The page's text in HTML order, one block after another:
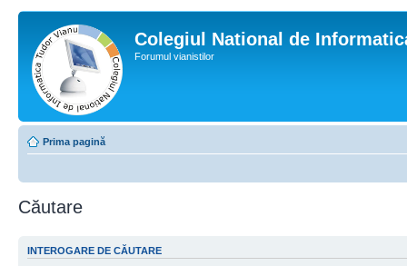
Colegiul National de
Forumul vianistilor
Prima pagină
Căutare
INTEROGARE DE CĂUTARE